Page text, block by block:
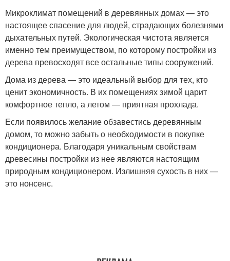
Микроклимат помещений в деревянных домах — это
настоящее спасение для людей, страдающих болезнями
дыхательных путей. Экологическая чистота является
именно тем преимуществом, по которому постройки из
дерева превосходят все остальные типы сооружений.
Дома из дерева — это идеальный выбор для тех, кто
ценит экономичность. В их помещениях зимой царит
комфортное тепло, а летом — приятная прохлада.
Если появилось желание обзавестись деревянным
домом, то можно забыть о необходимости в покупке
кондиционера. Благодаря уникальным свойствам
древесины постройки из нее являются настоящим
природным кондиционером. Излишняя сухость в них —
это нонсенс.